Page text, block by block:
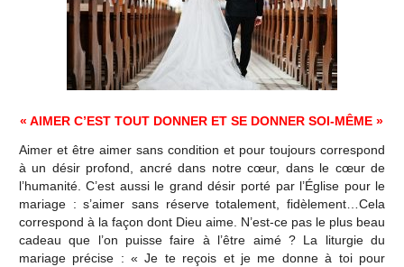
« AIMER C’EST TOUT DONNER ET SE DONNER SOI-MÊME »
Aimer et être aimer sans condition et pour toujours correspond
à un désir profond, ancré dans notre cœur, dans le cœur de
l’humanité. C’est aussi le grand désir porté par l’Église pour le
mariage : s’aimer sans réserve totalement, fidèlement…Cela
correspond à la façon dont Dieu aime. N’est-ce pas le plus beau
cadeau que l’on puisse faire à l’être aimé ? La liturgie du
mariage précise : « Je te reçois et je me donne à toi pour